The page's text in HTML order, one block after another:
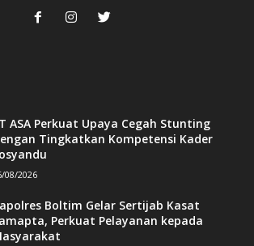
ASA Perkuat Upaya Cegah Stunting
Tingkatkan Kompetensi Kader
08/2026
Boltim Gelar Sertijab Kasat
Perkuat Pelayanan kepada